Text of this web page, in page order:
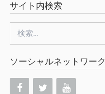
サイト内検索
索:
ソーシャルネットワーク